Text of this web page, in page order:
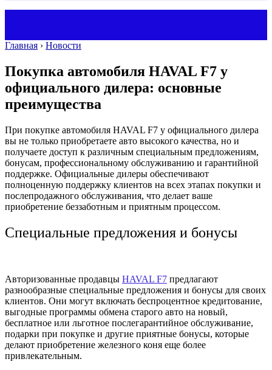
Главная › Новости
Покупка автомобиля HAVAL F7 у
официального дилера: основные
преимущества
При покупке автомобиля HAVAL F7 у официального дилера
вы не только приобретаете авто высокого качества, но и
получаете доступ к различным специальным предложениям,
бонусам, профессиональному обслуживанию и гарантийной
поддержке. Официальные дилеры обеспечивают
полноценную поддержку клиентов на всех этапах покупки и
послепродажного обслуживания, что делает ваше
приобретение беззаботным и приятным процессом.
Специальные предложения и бонусы
Авторизованные продавцы HAVAL F7 предлагают
разнообразные специальные предложения и бонусы для своих
клиентов. Они могут включать беспроцентное кредитование,
выгодные программы обмена старого авто на новый,
бесплатное или льготное послегарантийное обслуживание,
подарки при покупке и другие приятные бонусы, которые
делают приобретение железного коня еще более
привлекательным.